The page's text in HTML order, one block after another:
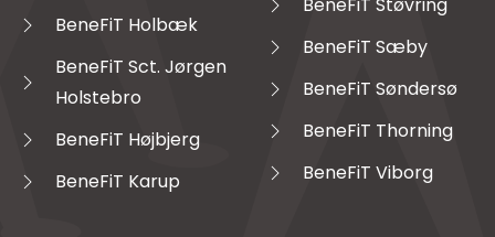
BeneFiT Holbæk
BeneFiT Sct. Jørgen
Holstebro
BeneFiT Højbjerg
BeneFiT Karup
BeneFiT Sæby
BeneFiT Søndersø
BeneFiT Thorning
BeneFiT Viborg